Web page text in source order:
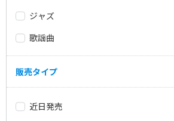
ジャズ
歌謡曲
販売タイプ
近日発売